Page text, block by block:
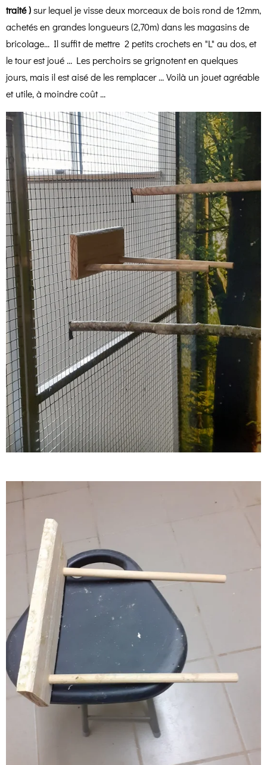
traité )sur lequel je visse deux morceaux de bois rond de 12mm,
achetés en grandes longueurs (2,70m) dans les magasins de
bricolage... Il suffit de mettre 2 petits crochets en "L" au dos, et
le tour est joué ... Les perchoirs se grignotent en quelques
jours, mais il est aisé de les remplacer ... Voilà un jouet agréable
et utile, à moindre coût ...